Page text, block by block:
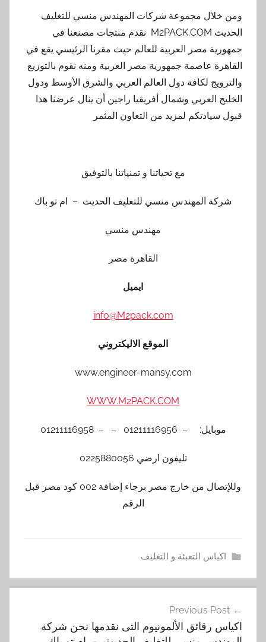
ومن خلال مجموعة شركات المهندس منسي للتغليف
الحديث M2PACK.COM نقدم منتجات مصنعنا في
جمهورية مصر العربية للعالم حيث مقرنا الرئيسي يقع في
القاهرة عاصمة جمهورية مصر العربية ومنه نقوم بالتوزيع
والترويج لكافة دول العالم العربي والشرق الأوسط ودول
الخليج العربي وشمال أفريقيا راجين أن ينال عرضنا هذا
قبول سيادتكم لمزيد من التعاون المثمر
مع تحياتنا و تمنياتنا بالتوفيق
شركة المهندس منسي للتغليف الحديث – ام تو باك
مهندس منسي
القاهرة مصر
ايميل
info@M2pack.com
الموقع الاليكتروني
www.engineer-mansy.com
WWW.M2PACK.COM
موبايل: – 01211116956 – – 01211116958
تليفون ارضي 0225880056
وللإتصال من خارج مصر برجاء إضافة 002 كود مصر قبل
الرقم
اكياس التعبئة و التغليف
ا
ا
المقالات
Previous Post
اكياس رقائق الألمونيوم التى نقدمها نحن شركة